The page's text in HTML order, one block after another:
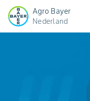
Agro Bayer
Nederland